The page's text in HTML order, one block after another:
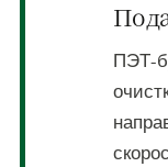
ПЭТ-